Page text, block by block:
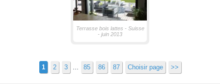
Terrasse bois lattes - Suisse
- juin 2013
1 2 3 85 86 87 Choisir page >>